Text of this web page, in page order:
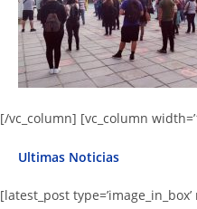
[/vc_column] [vc_column
Ultimas Noticias
[latest_post type=’image_in_box’